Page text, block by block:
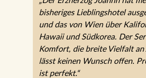
„Der Erzherzog Joahnn hat
bisheriges Lieblingshotel
und das von Wien über
Hawaii und Südkorea. Der
Komfort, die breite Vielfalt an
lässt keinen Wunsch offen.